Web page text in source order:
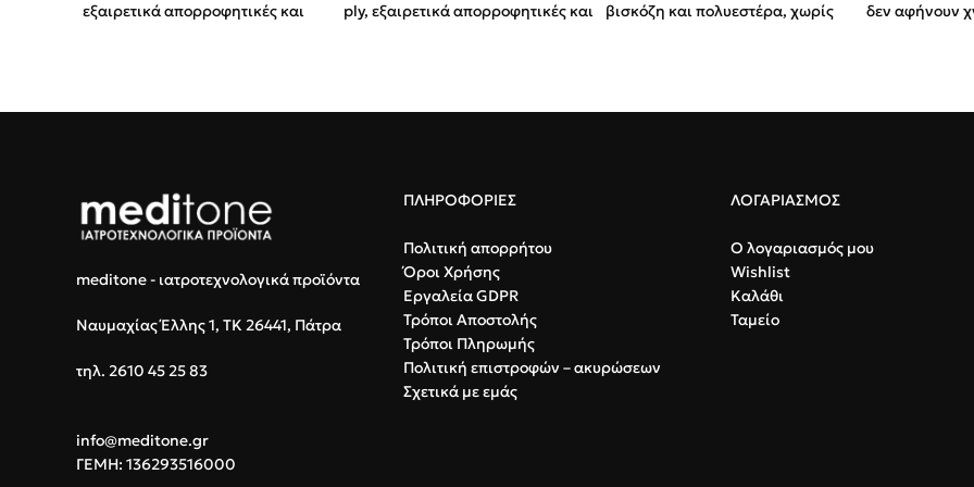
εξαιρετικά απορροφητικές και
Πλεονεκτήματα:Απαλές στην
ply, εξαιρετικά απορροφητικές και
Χρήση:Καθαρισμός δέρματος
βισκόζη και πολυεστέρα, χωρίς
δεν αφήνουν
meditone - ιατροτεχνολογικά προϊόντα
Ναυμαχίας Έλλης 1, ΤΚ 26441, Πάτρα
τηλ. 2610 45 25 83
info@meditone.gr
ΓΕΜΗ: 136293516000
ΠΛΗΡΟΦΟΡΙΕΣ
Πολιτική απορρήτου
Όροι Χρήσης
Εργαλεία GDPR
Τρόποι Αποστολής
Τρόποι Πληρωμής
Πολιτική επιστροφών – ακυρώσεων
Σχετικά με εμάς
ΛΟΓΑΡΙΑΣΜΟΣ
Ο λογαριασμός μου
Wishlist
Καλάθι
Ταμείο